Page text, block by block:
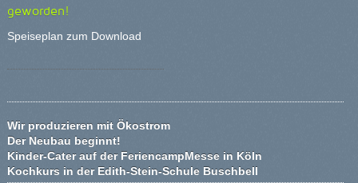
geworden!
Speiseplan zum Download
Wir produzieren mit Ökostrom
Der Neubau beginnt!
Kinder-Cater auf der FeriencampMesse in Köln
Kochkurs in der Edith-Stein-Schule Buschbell